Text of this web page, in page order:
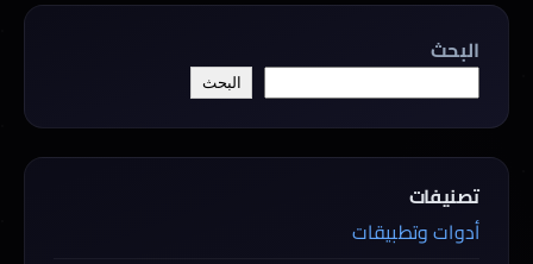
البحث
البحث
تصنيفات
أدوات وتطبيقات